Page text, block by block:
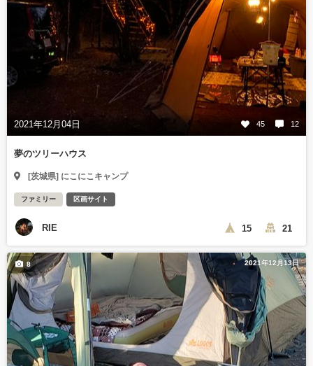
2021年12月04日 45 12
夢のツリーハウス
[茨城県] にこにこキャンプ
ファミリー 区画サイト
RIE 15 21
2021年12月13日
8